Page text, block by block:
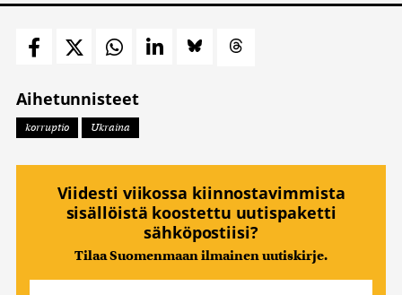
Aihetunnisteet
korruptio Ukraina
Viidesti viikossa kiinnostavimmista
sisällöistä koostettu uutispaketti
sähköpostiisi?
Tilaa Suomenmaan ilmainen uutiskirje.